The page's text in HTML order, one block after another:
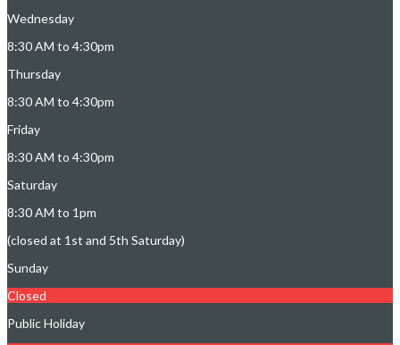
Wednesday
8:30 AM to 4:30pm
Thursday
8:30 AM to 4:30pm
Friday
8:30 AM to 4:30pm
Saturday
8:30 AM to 1pm
(closed at 1st and 5th Saturday)
Sunday
Closed
Public Holiday